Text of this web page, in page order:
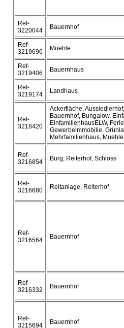
Ref-
3220044
Bauernhof
Ref-
3219696
Muehle
Ref-
3219406
Bauernhaus
Ref-
3219174
Landhaus
Ref-
3218420
Ackerfläche,
Bauernhof, Bungalow,
EinfamilienhausELW,
Gewerbeimmobilie,
Mehrfamilienhaus,
Ref-
3216854
Burg, Reiterhof, Schloss
Ref-
3216680
Reitanlage, Reiterhof
Ref-
3216564
Bauernhof
Ref-
3216332
Bauernhof
Ref-
3215694
Bauernhof